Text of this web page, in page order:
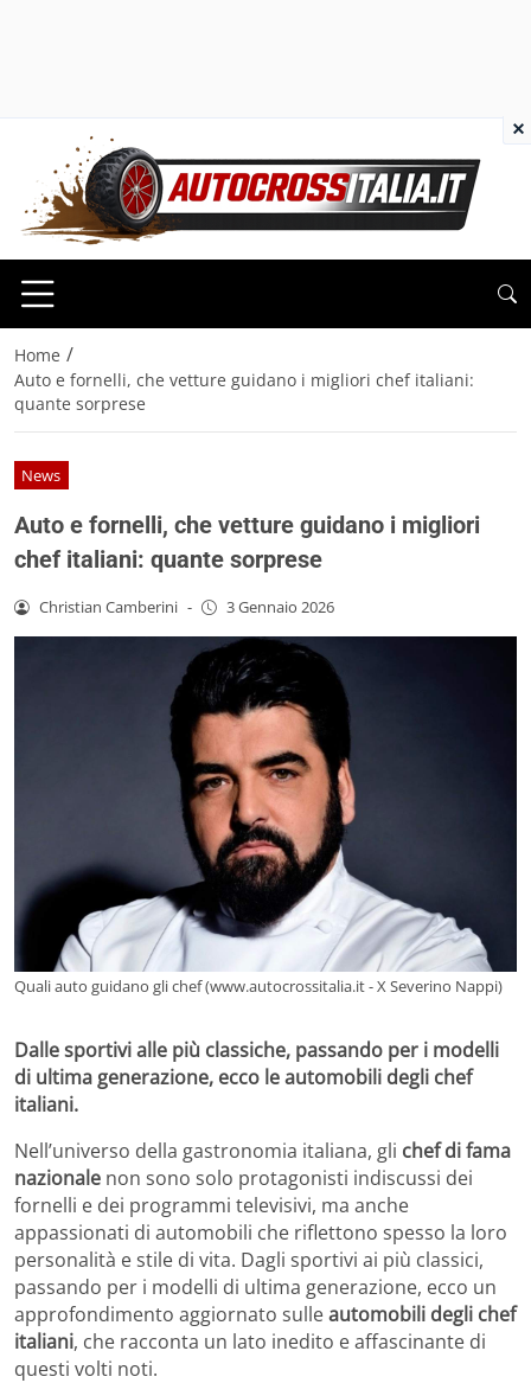
Home /
Auto e fornelli, che vetture guidano i migliori chef italiani:
quante sorprese
News
Auto e fornelli, che vetture guidano i migliori
chef italiani: quante sorprese
Christian Camberini - 3 Gennaio 2026
Quali auto guidano gli chef (www.autocrossitalia.it - X Severino Nappi)
Dalle sportivi alle più classiche, passando per i modelli
di ultima generazione, ecco le automobili degli chef
italiani.
Nell’universo della gastronomia italiana, gli chef di fama
nazionale non sono solo protagonisti indiscussi dei
fornelli e dei programmi televisivi, ma anche
appassionati di automobili che riflettono spesso la loro
personalità e stile di vita. Dagli sportivi ai più classici,
passando per i modelli di ultima generazione, ecco un
approfondimento aggiornato sulleautomobili degli chef
italiani, che racconta un lato inedito e affascinante di
questi volti noti.
×